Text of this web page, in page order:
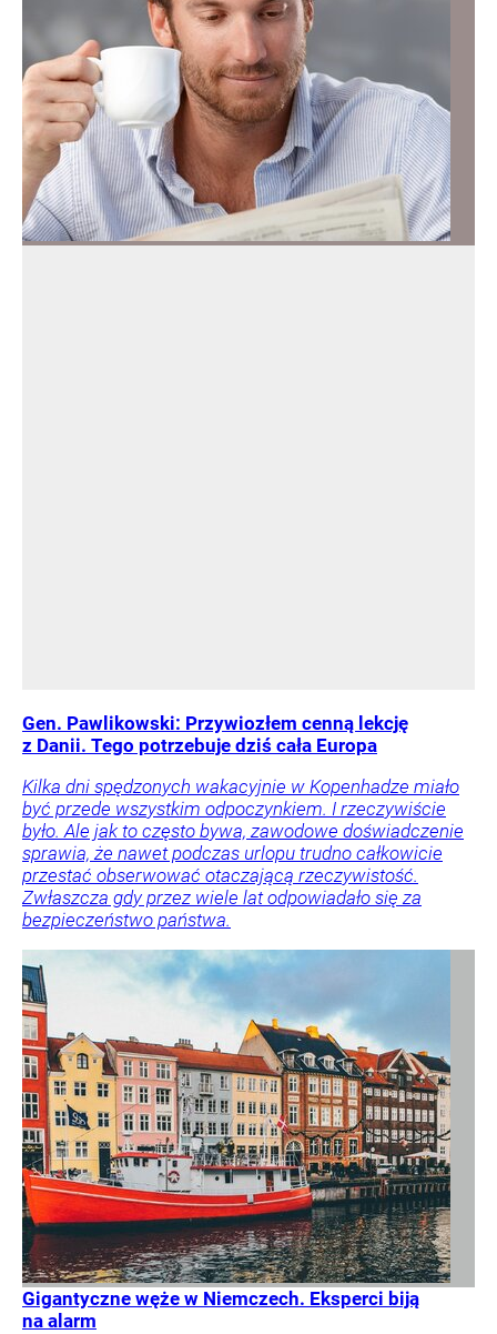
Gen. Pawlikowski: Przywiozłem cenną lekcję
z Danii. Tego potrzebuje dziś cała Europa
Kilka dni spędzonych wakacyjnie w Kopenhadze miało
być przede wszystkim odpoczynkiem. I rzeczywiście
było. Ale jak to często bywa, zawodowe doświadczenie
sprawia, że nawet podczas urlopu trudno całkowicie
przestać obserwować otaczającą rzeczywistość.
Zwłaszcza gdy przez wiele lat odpowiadało się za
bezpieczeństwo państwa.
Gigantyczne węże w Niemczech. Eksperci biją
na alarm